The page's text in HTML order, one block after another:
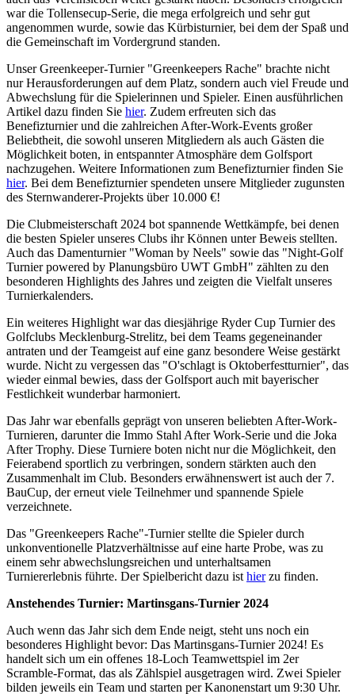
war die Tollensecup-Serie, die mega erfolgreich und sehr gut
angenommen wurde, sowie das Kürbisturnier, bei dem der Spaß und
die Gemeinschaft im Vordergrund standen.
Unser Greenkeeper-Turnier "Greenkeepers Rache" brachte nicht
nur Herausforderungen auf dem Platz, sondern auch viel Freude und
Abwechslung für die Spielerinnen und Spieler. Einen ausführlichen
Artikel dazu finden Sie hier. Zudem erfreuten sich das
Benefizturnier und die zahlreichen After-Work-Events großer
Beliebtheit, die sowohl unseren Mitgliedern als auch Gästen die
Möglichkeit boten, in entspannter Atmosphäre dem Golfsport
nachzugehen. Weitere Informationen zum Benefizturnier finden Sie
hier. Bei dem Benefizturnier spendeten unsere Mitglieder zugunsten
des Sternwanderer-Projekts über 10.000 €!
Die Clubmeisterschaft 2024 bot spannende Wettkämpfe, bei denen
die besten Spieler unseres Clubs ihr Können unter Beweis stellten.
Auch das Damenturnier "Woman by Neels" sowie das "Night-Golf
Turnier powered by Planungsbüro UWT GmbH" zählten zu den
besonderen Highlights des Jahres und zeigten die Vielfalt unseres
Turnierkalenders.
Ein weiteres Highlight war das diesjährige Ryder Cup Turnier des
Golfclubs Mecklenburg-Strelitz, bei dem Teams gegeneinander
antraten und der Teamgeist auf eine ganz besondere Weise gestärkt
wurde. Nicht zu vergessen das "O'schlagt is Oktoberfestturnier", das
wieder einmal bewies, dass der Golfsport auch mit bayerischer
Festlichkeit wunderbar harmoniert.
Das Jahr war ebenfalls geprägt von unseren beliebten After-Work-
Turnieren, darunter die Immo Stahl After Work-Serie und die Joka
After Trophy. Diese Turniere boten nicht nur die Möglichkeit, den
Feierabend sportlich zu verbringen, sondern stärkten auch den
Zusammenhalt im Club. Besonders erwähnenswert ist auch der 7.
BauCup, der erneut viele Teilnehmer und spannende Spiele
verzeichnete.
Das "Greenkeepers Rache"-Turnier stellte die Spieler durch
unkonventionelle Platzverhältnisse auf eine harte Probe, was zu
einem sehr abwechslungsreichen und unterhaltsamen
Turniererlebnis führte. Der Spielbericht dazu ist hierzu finden.
Anstehendes Turnier: Martinsgans-Turnier 2024
Auch wenn das Jahr sich dem Ende neigt, steht uns noch ein
besonderes Highlight bevor: Das Martinsgans-Turnier 2024! Es
handelt sich um ein offenes 18-Loch Teamwettspiel im 2er
Scramble-Format, das als Zählspiel ausgetragen wird. Zwei Spieler
bilden jeweils ein Team und starten per Kanonenstart um 9:30 Uhr.